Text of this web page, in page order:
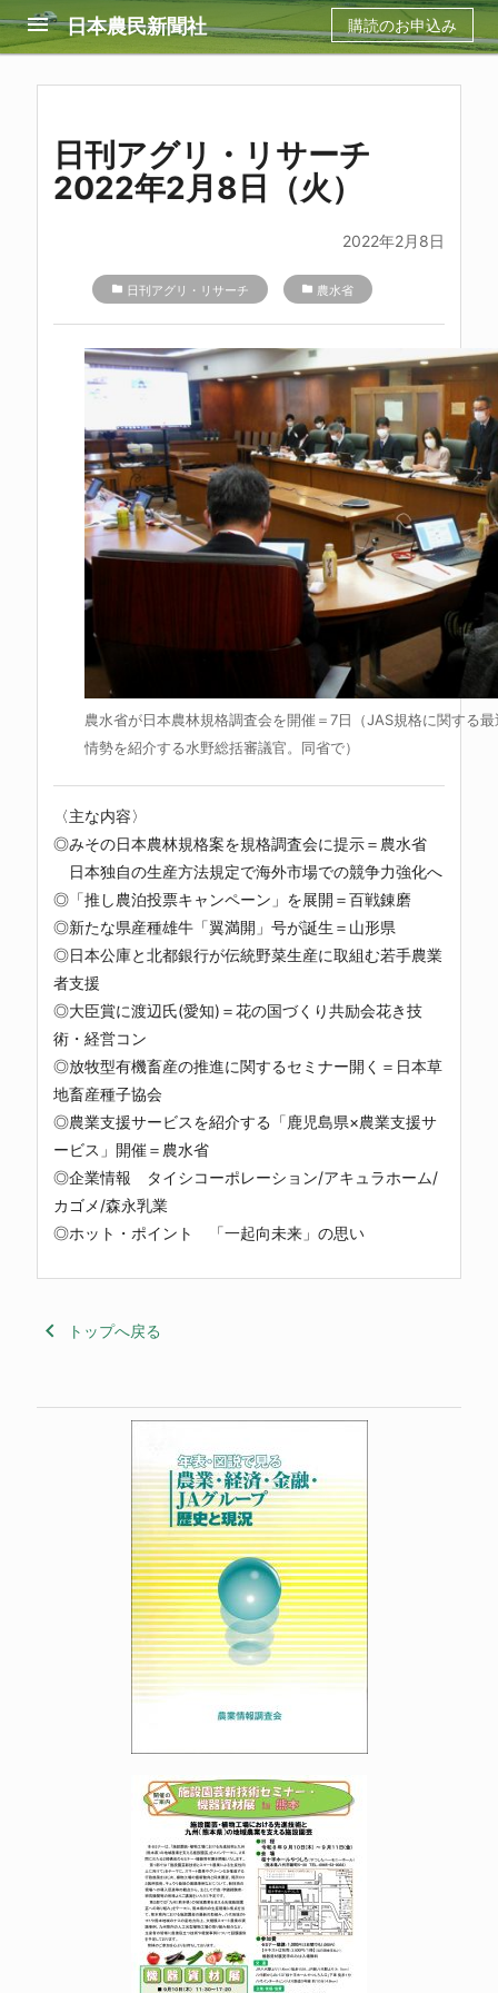
menu 日本農民新聞社 購読のお申込み
日刊アグリ・リサーチ
2022年2月8日（火）
2022年2月8日
folder 日刊アグリ・リサーチ folder 農水省
農水省が日本農林規格調査会を開催＝7日（JAS規格に関する
情勢を紹介する水野総括審議官。同省で）
〈主な内容〉
◎みその日本農林規格案を規格調査会に提示＝農水省
日本独自の生産方法規定で海外市場での競争力強化へ
◎「推し農泊投票キャンペーン」を展開＝百戦錬磨
◎新たな県産種雄牛「翼満開」号が誕生＝山形県
◎日本公庫と北都銀行が伝統野菜生産に取組む若手農業
者支援
◎大臣賞に渡辺氏(愛知)＝花の国づくり共励会花き技
術・経営コン
◎放牧型有機畜産の推進に関するセミナー開く＝日本草
地畜産種子協会
◎農業支援サービスを紹介する「鹿児島県×農業支援サ
ービス」開催＝農水省
◎企業情報 タイシコーポレーション/アキュラホーム/
カゴメ/森永乳業
◎ホット・ポイント 「一起向未来」の思い
keyboard_arrow_left トップへ戻る